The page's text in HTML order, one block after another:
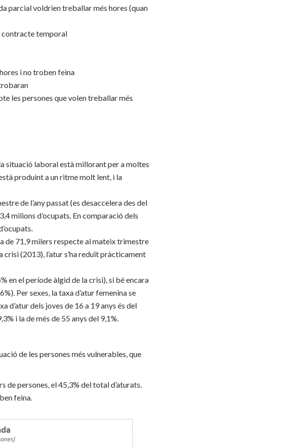
parcial voldrien treballar més hores (quan
contracte temporal
i no troben feina
les persones que volen treballar més
situació laboral està millorant per a moltes
produint a un ritme molt lent, i la
de l’any passat (es desaccelera des del
milions d’ocupats. En comparació dels
de 71,9 milers respecte al mateix trimestre
crisi (2013), l’atur s’ha reduït pràcticament
en el període àlgid de la crisi), si bé encara
Per sexes, la taxa d’atur femenina se
d’atur dels joves de 16 a 19 anys és del
i la de més de 55 anys del 9,1%.
de les persones més vulnerables, que
de persones, el 45,3% del total d’aturats.
feina.